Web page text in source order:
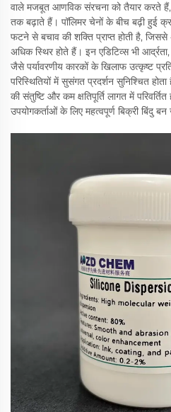
वाले मजबूत आणविक संरचना को तैयार करते
तक बढ़ाते हैं। पॉलिमर चेनों के बीच बढ़ी हुई
फटने से बचाव की शक्ति प्राप्त होती है,
अधिक स्थिर होते हैं। इन एडिटिव्स भी
जैसे पर्यावरणीय कारकों के खिलाफ उत्कृष्ट
परिस्थितियों में सुसंगत प्रदर्शन सुनिश्चित
की संतुष्टि और कम क्षतिपूर्ति लागत में
उपयोगकर्ताओं के लिए महत्वपूर्ण बिक्री बिंदु बन